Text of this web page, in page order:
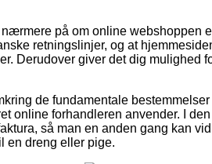
på om online webshoppen
retningslinjer, og at
Derudover giver det dig mulighed
de fundamentale
online forhandleren anvender. I
så man en anden gang kan
en dreng eller pige.